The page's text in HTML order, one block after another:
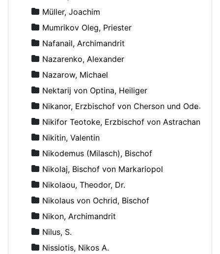
Müller, Joachim
Mumrikov Oleg, Priester
Nafanail, Archimandrit
Nazarenko, Alexander
Nazarow, Michael
Nektarij von Optina, Heiliger
Nikanor, Erzbischof von Cherson und Odessa
Nikifor Teotoke, Erzbischof von Astrachan
Nikitin, Valentin
Nikodemus (Milasch), Bischof
Nikolaj, Bischof von Markariopol
Nikolaou, Theodor, Dr.
Nikolaus von Ochrid, Bischof
Nikon, Archimandrit
Nilus, S.
Nissiotis, Nikos A.